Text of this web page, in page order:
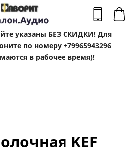
указаны БЕЗ СКИДКИ! Для
по номеру +79965943296
в рабочее время)!
KEF